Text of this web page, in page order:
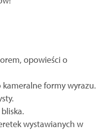
opowieści o
kameralne formy wyrazu.
wystawianych w